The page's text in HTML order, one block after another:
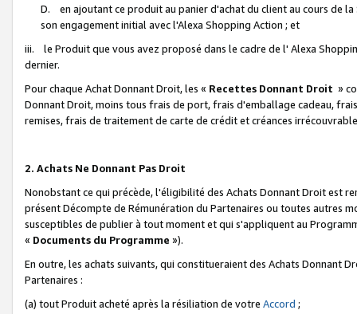
D. en ajoutant ce produit au panier d'achat du client au cours de
son engagement initial avec l'Alexa Shopping Action ; et
iii. le Produit que vous avez proposé dans le cadre de l' Alexa
dernier.
Pour chaque Achat Donnant Droit, les « Recettes Donnant Droit »
Donnant Droit, moins tous frais de port, frais d'emballage cadeau,
remises, frais de traitement de carte de crédit et créances
2. Achats Ne Donnant Pas Droit
Nonobstant ce qui précède, l'éligibilité des Achats Donnant Droit est
présent Décompte de Rémunération du Partenaires ou toutes autres
susceptibles de publier à tout moment et qui s'appliquent au
« Documents du Programme »).
En outre, les achats suivants, qui constitueraient des Achats Donnant
Partenaires :
(a) tout Produit acheté après la résiliation de votre Accord ;